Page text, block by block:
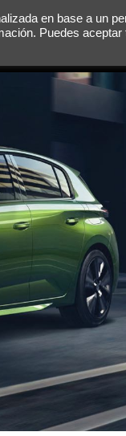
en base a un
Puedes